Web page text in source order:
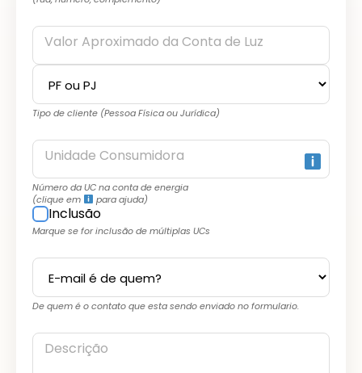
Valor Aproximado da Conta de Luz
Tipo de cliente (Pessoa Física ou Jurídica)
Unidade Consumidora
Número da UC na conta de energia
(clique em
para ajuda)
Inclusão
Marque se for inclusão de múltiplas UCs
De quem é o contato que esta sendo enviado no formulario.
Descrição